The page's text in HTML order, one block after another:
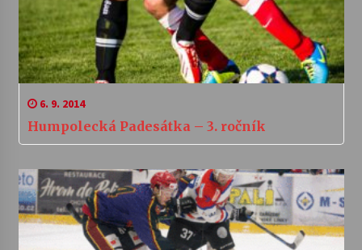
6. 9. 2014
Humpolecká Padesátka – 3. ročník